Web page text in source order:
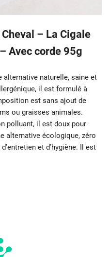
– La Cigale
Avec corde 95g
alternative naturelle, saine et
il est formulé à
est sans ajout de
ou graisses animales.
polluant, il est doux pour
alternative écologique, zéro
et d’hygiène. Il est